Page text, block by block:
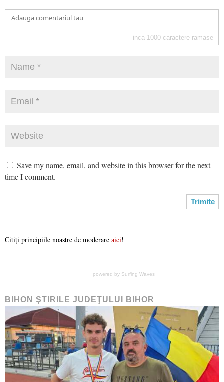
inca 1000 caractere ramase
Save my name, email, and website in this browser for the next
time I comment.
Citiți principiile noastre de moderare aici!
powered by Surfing Waves
BIHON ŞTIRILE JUDEŢULUI BIHOR